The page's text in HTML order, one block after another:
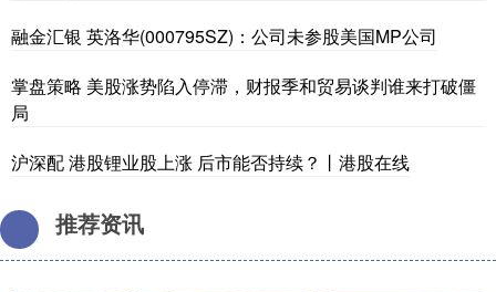
融金汇银 英洛华(000795SZ)：公司未参股美国MP公司
掌盘策略 美股涨势陷入停滞，财报季和贸易谈判谁来打破僵
局
沪深配 港股锂业股上涨 后市能否持续？丨港股在线
推荐资讯